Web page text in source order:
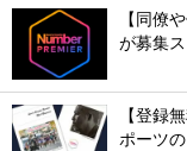
【同僚
が募集ス
【登録
ポーツ